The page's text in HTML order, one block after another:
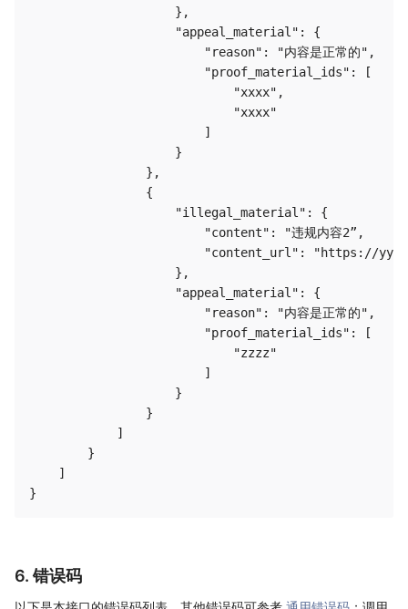
                    },
                    "appeal_material": {
                        "reason": "内容是正常的",
                        "proof_material_ids": [
                            "xxxx",
                            "xxxx"
                        ]
                    }
                },
                {
                    "illegal_material": {
                        "content": "违规内容2”,
"content_url": "https://
                    },
                    "appeal_material": {
                        "reason": "内容是正常的",
                        "proof_material_ids": [
                            "zzzz"
                        ]
                    }
                }
            ]
        }
    ]
6. 错误码